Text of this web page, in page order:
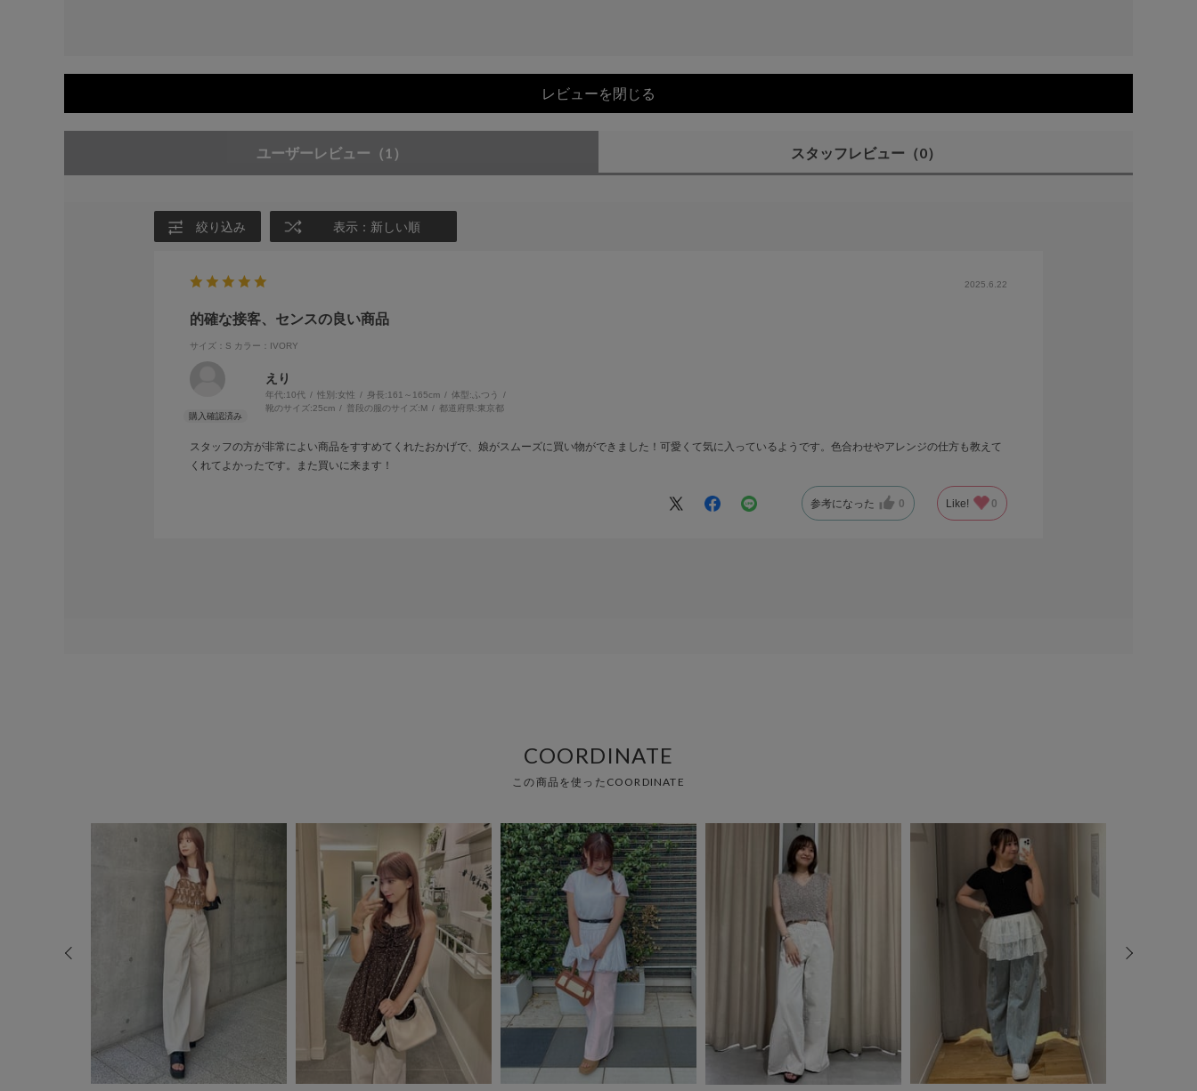
レビューを閉じる
ユーザーレビュー （1） スタッフレビュー （0）
絞り込み 表示：新しい順
2025.6.22
的確な接客、センスの良い商品
サイズ：S カラー：IVORY
えり
年代:10代 性別:女性 身長:161～165cm 体型: ふつう
靴のサイズ:25cm 普段の服のサイズ:M 都道府県:東京都
スタッフの方が非常によい商品をすすめてくれたおかげで、娘がスムーズに買い物ができました！可愛くて気に入っているようです。色合わせやアレンジの仕方も教えて
くれてよかったです。また買いに来ます！
参考になった 0 Like! 0
COORDINATE
この商品を使ったCOORDINATE